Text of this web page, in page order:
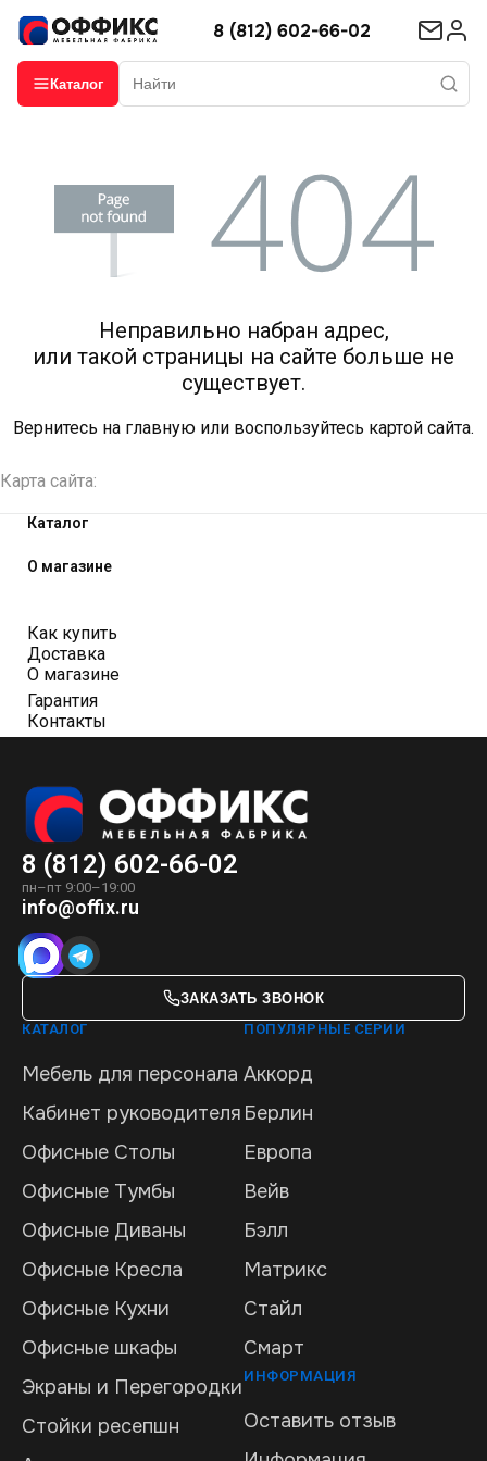
8 (812) 602-66-02
Каталог
Неправильно набран адрес,
или такой страницы на сайте больше не
существует.
Вернитесь на главную или воспользуйтесь картой сайта.
Карта сайта:
Каталог
О магазине
Как купить
Доставка
О магазине
Гарантия
Контакты
8 (812) 602-66-02
пн–пт 9:00–19:00
info@offix.ru
ЗАКАЗАТЬ ЗВОНОК
КАТАЛОГ
Мебель для персонала
Кабинет руководителя
Офисные Столы
Офисные Тумбы
Офисные Диваны
Офисные Кресла
Офисные Кухни
Офисные шкафы
Экраны и Перегородки
Стойки ресепшн
ПОПУЛЯРНЫЕ СЕРИИ
Аккорд
Берлин
Европа
Вейв
Бэлл
Матрикс
Стайл
Смарт
ИНФОРМАЦИЯ
Оставить отзыв